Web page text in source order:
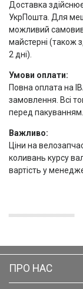
Доставка
УкрПошта. Для
можливий
майстерні (також
2 дні).
Умови оплати:
Повна оплата на
замовлення. Всі
перед пакуванням.
Важливо:
Ціни на
коливань курсу
вартість у
ПРО НАС